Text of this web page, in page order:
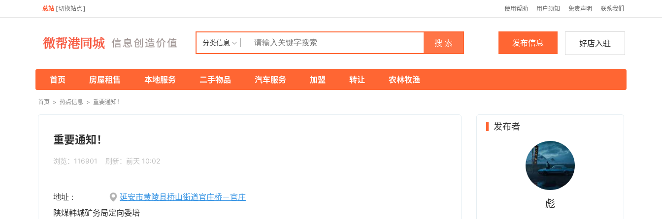
总站 [切换站点 ] 使用帮助 用户须知 免责声明 联系我们
分类信息 搜 索 好店入驻
发布信息
首页 房屋租售 本地服务 二手物品 汽车服务 加盟 转让 农林牧渔
首页 > 热点信息 > 重要通知！
重要通知！
浏览：116901 刷新： 前天 10:02
地址 :
延安市黄陵县桥山街道官庄桥－官庄
陕煤韩城矿务局定向委培
发布者
彪